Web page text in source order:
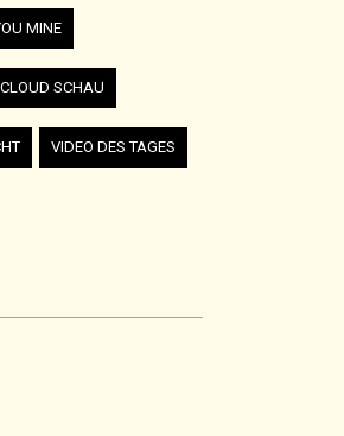
MINE
SCHAU
VIDEO DES TAGES